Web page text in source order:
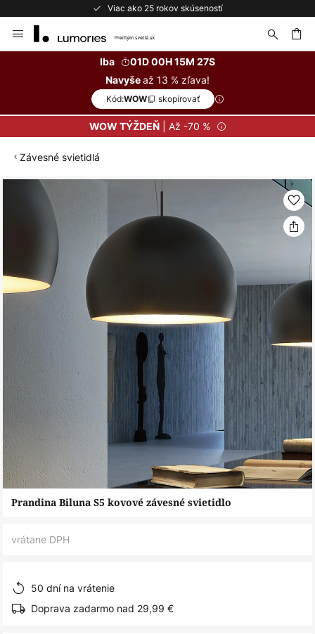
Viac ako 25 rokov skúseností
to
Iba
01D 00H 15M 27S
Navyšeaž 13 % zľava!
Kód:WOW skopírovať
WOW TÝŽDEŇ| Až -70 %
Závesné svietidlá
Preskočiť
Preskočiť
Prandina Biluna S5 kovové závesné svietidlo
vrátane DPH
50 dní na vrátenie
Doprava zadarmo nad 29,99 €